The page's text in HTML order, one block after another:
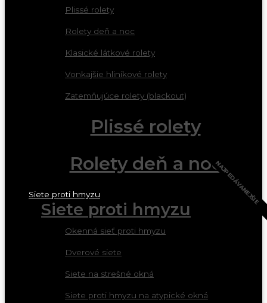
Plissé rolety
Rolety deň a noc
Klasické látkové rolety
Vonkajšie hliníkové rolety
Zatemňujúce rolety (blackout)
Plissé rolety
NAJPEDÁVANEJŠIE
Rolety deň a noc
Siete proti hmyzu
Siete proti hmyzu
Okenná sieť proti hmyzu
Dverové siete
Siete na strešné okná
Siete proti hmyzu na atypické okná